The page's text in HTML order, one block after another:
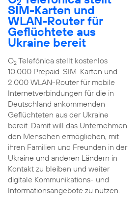
SIM-Karten und
WLAN-Router für
Geflüchtete aus
Ukraine bereit
O2Telefónica stellt kostenlos
10.000 Prepaid-SIM-Karten und
2.000 WLAN-Router für mobile
Internetverbindungen für die in
Deutschland ankommenden
Geflüchteten aus der Ukraine
bereit. Damit will das Unternehmen
den Menschen ermöglichen, mit
ihren Familien und Freunden in der
Ukraine und anderen Ländern in
Kontakt zu bleiben und weiter
digitale Kommunikations- und
Informationsangebote zu nutzen.